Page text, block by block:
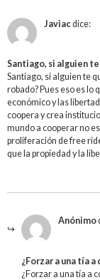
Javiacdice:
Santiago, si alguien
Santiago, si alguien te
robado? Pues eso es lo
económico y las
coopera y crea
mundo a cooperar no
proliferación de free
que la propiedad y la
Anónimo
¿Forzar a una tía
¿Forzar a una tía a